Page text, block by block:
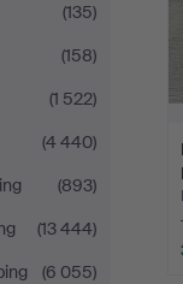
(135)
(158)
(1 522)
(4 440)
(893)
(13 444)
(6 055)